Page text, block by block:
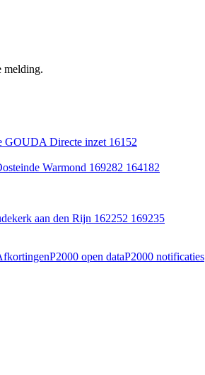
melding.
GOUDA Directe inzet 16152
Warmond 169282 164182
aan den Rijn 162252 169235
P2000 open dataP2000 notificaties